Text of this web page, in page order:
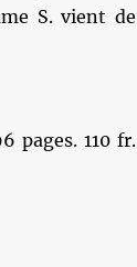
S. vient de
pages. 110 fr.